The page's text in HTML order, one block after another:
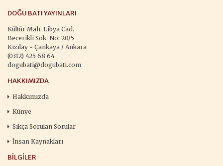
DOĞU BATI YAYINLARI
Kültür Mah. Libya Cad.
Becerikli Sok. No: 20/5
Kızılay - Çankaya / Ankara
(0312) 425 68 64
dogubati@dogubati.com
HAKKIMIZDA
Hakkımızda
Künye
Sıkça Sorulan Sorular
İnsan Kaynakları
BILGILER